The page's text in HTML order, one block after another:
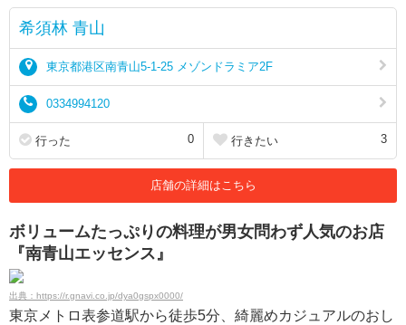
希須林 青山
東京都港区南青山5-1-25 メゾンドラミア2F
0334994120
行った 0 行きたい 3
店舗の詳細はこちら
ボリュームたっぷりの料理が男女問わず人気のお店
『南青山エッセンス』
出典：https://r.gnavi.co.jp/dya0gspx0000/
東京メトロ表参道駅から徒歩5分、綺麗めカジュアルのおし